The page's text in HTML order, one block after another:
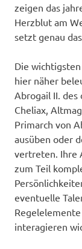
zeigen das
Herzblut am
setzt genau
Die
hier näher
Abrogail II. des
Cheliax,
Primarch von
ausüben oder
vertreten. Ihre
zum Teil
eventuelle
interagieren